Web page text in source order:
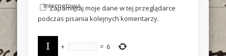
internetowa
Zapamiętaj moje dane w tej przeglądarce
podczas pisania kolejnych komentarzy.
+ = 6